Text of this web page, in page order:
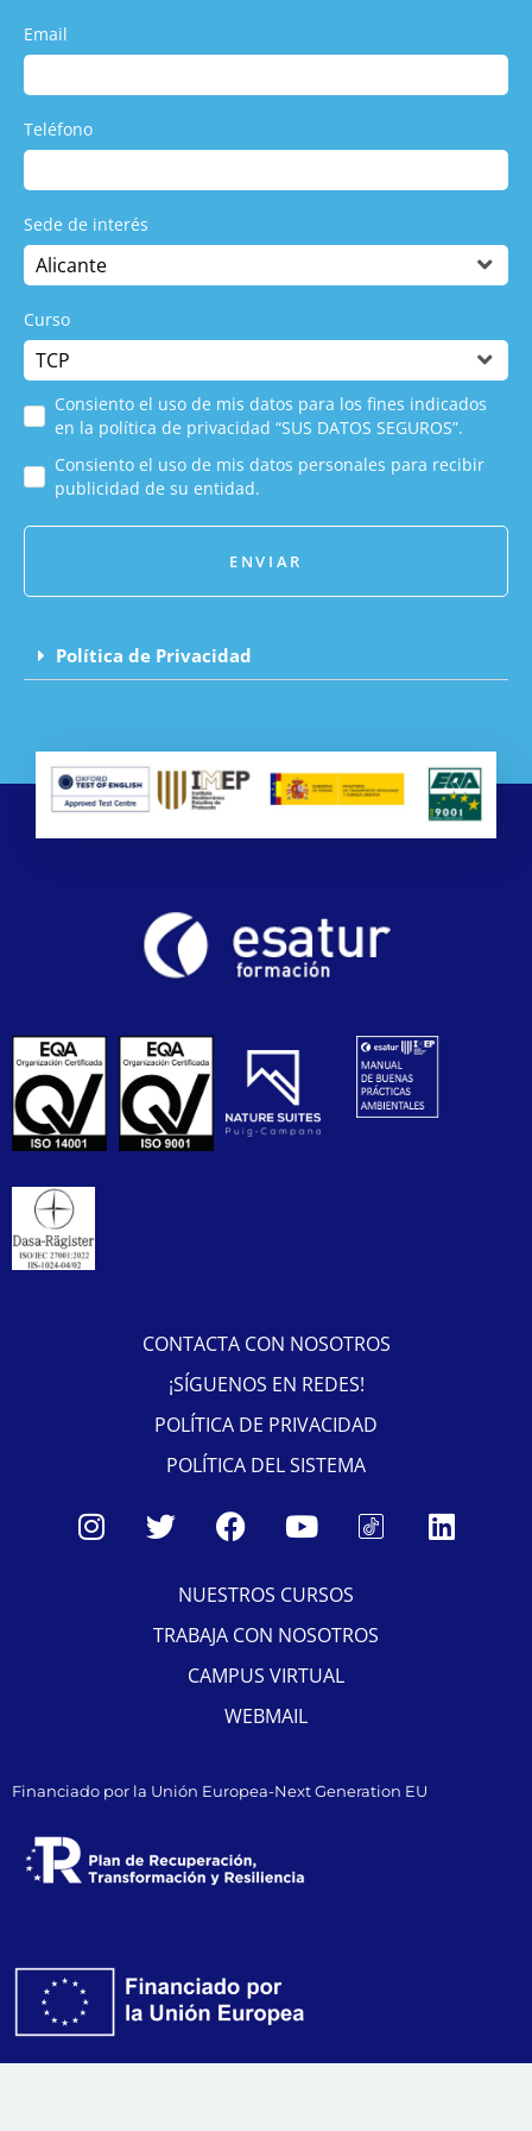
Email
Teléfono
Sede de interés
Curso
Consiento el uso de mis datos para los fines indicados
en la política de privacidad “SUS DATOS SEGUROS”.
Consiento el uso de mis datos personales para recibir
publicidad de su entidad.
ENVIAR
Política de Privacidad
CONTACTA CON NOSOTROS
¡SÍGUENOS EN REDES!
POLÍTICA DE PRIVACIDAD
POLÍTICA DEL SISTEMA
NUESTROS CURSOS
TRABAJA CON NOSOTROS
CAMPUS VIRTUAL
WEBMAIL
Financiado por la Unión Europea-Next Generation EU